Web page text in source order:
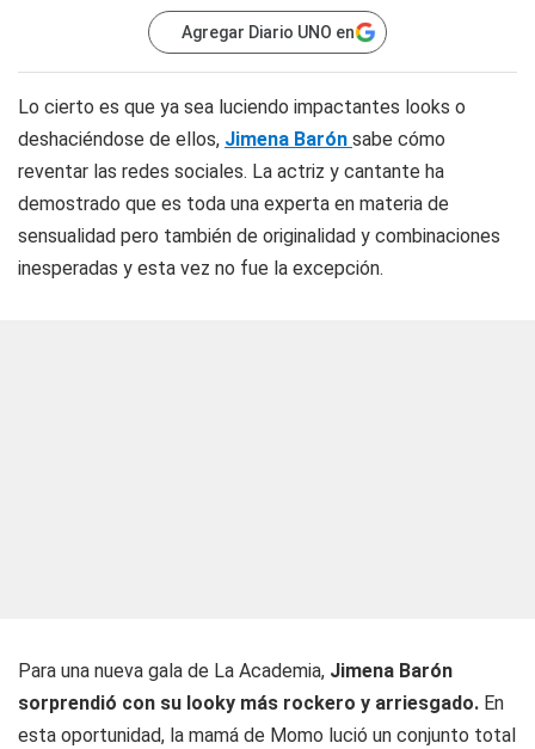
Agregar Diario UNO en
Lo cierto es que ya sea luciendo impactantes looks o
deshaciéndose de ellos, Jimena Barón sabe cómo
reventar las redes sociales. La actriz y cantante ha
demostrado que es toda una experta en materia de
sensualidad pero también de originalidad y combinaciones
inesperadas y esta vez no fue la excepción.
Para una nueva gala de La Academia, Jimena Barón
sorprendió con su looky más rockero y arriesgado. En
esta oportunidad, la mamá de Momo lució un conjunto total